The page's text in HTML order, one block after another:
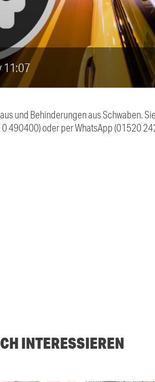
11:07
und Behinderungen aus Schwaben.
490400) oder per WhatsApp (01520
INTERESSIEREN